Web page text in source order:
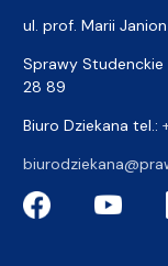
ul. prof. Marii
Sprawy
28 89
Biuro Dziekana tel.: